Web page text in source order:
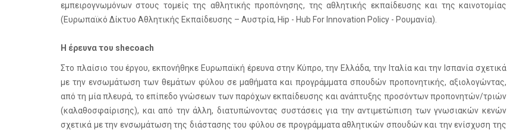
εμπειρογνωμόνων στους τομείς της αθλητικής προπόνησης, της αθλητικής εκπαίδευσης και της καινοτομίας
(Ευρωπαϊκό Δίκτυο Αθλητικής Εκπαίδευσης – Αυστρία, Hip - Hub For Innovation Policy - Ρουμανία).
Η έρευνα του shecoach
Στο πλαίσιο του έργου, εκπονήθηκε Ευρωπαϊκή έρευνα στην Κύπρο, την Ελλάδα, την Ιταλία και την Ισπανία σχετικά
με την ενσωμάτωση των θεμάτων φύλου σε μαθήματα και προγράμματα σπουδών προπονητικής, αξιολογώντας,
από τη μία πλευρά, το επίπεδο γνώσεων των παρόχων εκπαίδευσης και ανάπτυξης προσόντων προπονητών/τριών
(καλαθοσφαίρισης), και από την άλλη, διατυπώνοντας συστάσεις για την αντιμετώπιση των γνωσιακών κενών
σχετικά με την ενσωμάτωση της διάστασης του φύλου σε προγράμματα αθλητικών σπουδών και την ενίσχυση της